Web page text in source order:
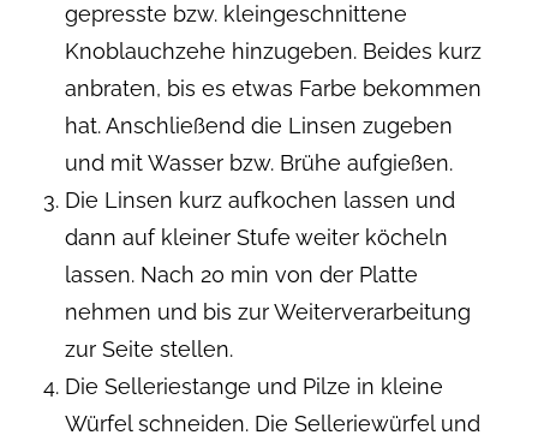
gepresste bzw. kleingeschnittene
Knoblauchzehe hinzugeben. Beides kurz
anbraten, bis es etwas Farbe bekommen
hat. Anschließend die Linsen zugeben
und mit Wasser bzw. Brühe aufgießen.
Die Linsen kurz aufkochen lassen und
dann auf kleiner Stufe weiter köcheln
lassen. Nach 20 min von der Platte
nehmen und bis zur Weiterverarbeitung
zur Seite stellen.
Die Selleriestange und Pilze in kleine
Würfel schneiden. Die Selleriewürfel und